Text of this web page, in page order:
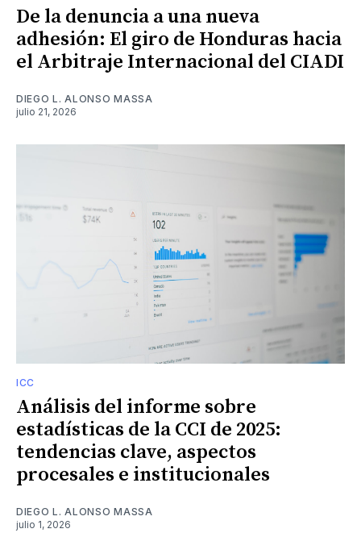
De la denuncia a una nueva
adhesión: El giro de Honduras hacia
el Arbitraje Internacional del CIADI
DIEGO L. ALONSO MASSA
julio 21, 2026
ICC
Análisis del informe sobre
estadísticas de la CCI de 2025:
tendencias clave, aspectos
procesales e institucionales
DIEGO L. ALONSO MASSA
julio 1, 2026